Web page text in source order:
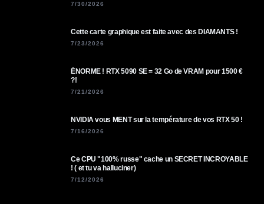
7/30/2026
Cette carte graphique est faite avec des DIAMANTS !
7/23/2026
ÉNORME ! RTX 5090 SE = 32 Go de VRAM pour 1500 €
?!
7/21/2026
NVIDIA vous MENT sur la température de vos RTX 50 !
7/16/2026
Ce CPU "100% russe" cache un SECRET INCROYABLE
! ( et tu va halluciner)
7/12/2026